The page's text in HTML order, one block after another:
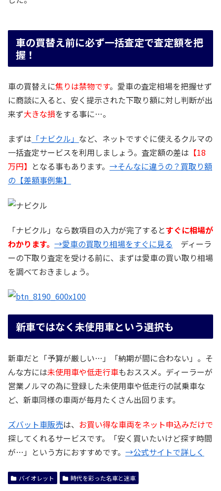
車の買替え前に必ず一括査定で査定額を把
握！
車の買替えに焦りは禁物です。愛車の査定相場を把握せず
に商談に入ると、安く提示された下取り額に対し判断が出
来ず大きな損をする事に…。
まずは 「ナビクル」 など、ネットですぐに使えるクルマの
一括査定サービスを利用しましょう。査定額の差は 【18
万円】 となる事もあります。 →そんなに違うの？買取り額
の【差額事例集】
「ナビクル」なら数項目の入力が完了するとすぐに相場が
わかります。 →愛車の買取り相場をすぐに見る ディーラ
ーの下取り査定を受ける前に、まずは愛車の買い取り相場
を調べておきましょう。
新車ではなく未使用車という選択も
新車だと「予算が厳しい…」「納期が間に合わない」。そ
んな方には未使用車や低走行車もおススメ。ディーラーが
営業ノルマの為に登録した未使用車や低走行の試乗車な
ど、新車同様の車両が毎月たくさん出回ります。
ズバット車販売は、 お買い得な車両をネット申込みだけで
探してくれるサービスです。「安く買いたいけど探す時間
が…」という方におすすめです。 →公式サイトで詳しく
バイオレット 時代を彩った名車と迷車